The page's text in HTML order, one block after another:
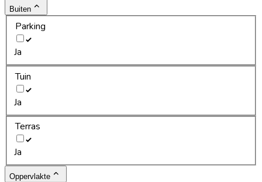
Buiten
Parking
Ja
Tuin
Ja
Terras
Ja
Oppervlakte